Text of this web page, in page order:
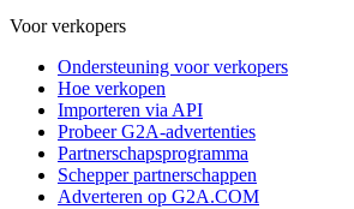
Voor verkopers
Ondersteuning voor verkopers
Hoe verkopen
Importeren via API
Probeer G2A-advertenties
Partnerschapsprogramma
Schepper partnerschappen
Adverteren op G2A.COM